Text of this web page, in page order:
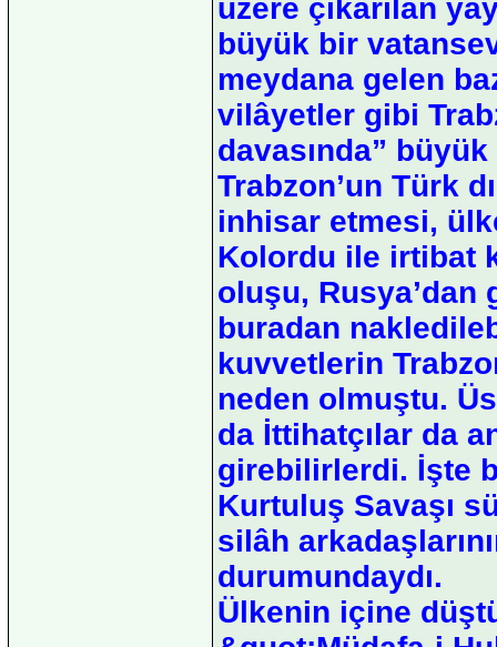
üzere çıkarılan
büyük bir
meydana gelen
vilâyetler gibi
davasında” büyük
Trabzon’un Türk
inhisar etmesi,
Kolordu ile irtibat
oluşu, Rusya’dan
buradan
kuvvetlerin
neden olmuştu.
da İttihatçılar da
girebilirlerdi. İşte
Kurtuluş Savaşı
silâh
durumundaydı.
Ülkenin içine